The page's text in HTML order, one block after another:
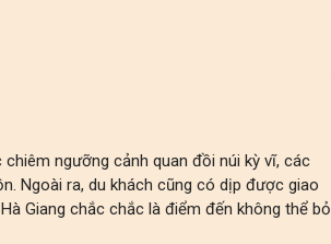
ngưỡng cảnh quan đồi núi kỳ vĩ, các
Ngoài ra, du khách cũng có dịp được giao
Giang chắc chắc là điểm đến không thể bỏ